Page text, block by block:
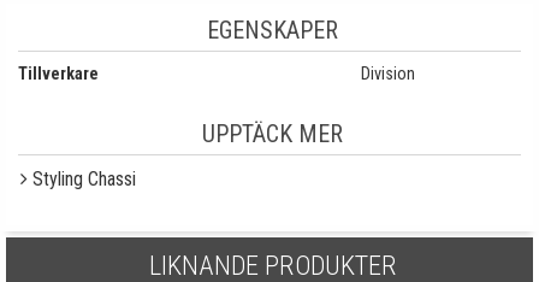
EGENSKAPER
Tillverkare Division
UPPTÄCK MER
Styling Chassi
LIKNANDE PRODUKTER